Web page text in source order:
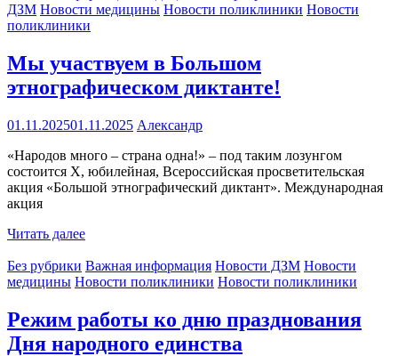
ДЗМ Новости медицины Новости поликлиники Новости
поликлиники
Мы участвуем в Большом
этнографическом диктанте!
01.11.202501.11.2025 Александр
«Народов много – страна одна!» – под таким лозунгом
состоится X, юбилейная, Всероссийская просветительская
акция «Большой этнографический диктант». Международная
акция
Читать далее
Без рубрики Важная информация Новости ДЗМ Новости
медицины Новости поликлиники Новости поликлиники
Режим работы ко дню празднования
Дня народного единства